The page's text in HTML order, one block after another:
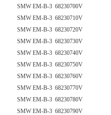
SMW EM-B-3 68230700V
SMW EM-B-3 68230710V
SMW EM-B-3 68230720V
SMW EM-B-3 68230730V
SMW EM-B-3 68230740V
SMW EM-B-3 68230750V
SMW EM-B-3 68230760V
SMW EM-B-3 68230770V
SMW EM-B-3 68230780V
SMW EM-B-3 68230790V